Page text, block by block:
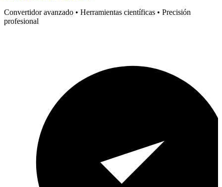
Convertidor avanzado • Herramientas científicas • Precisión
profesional